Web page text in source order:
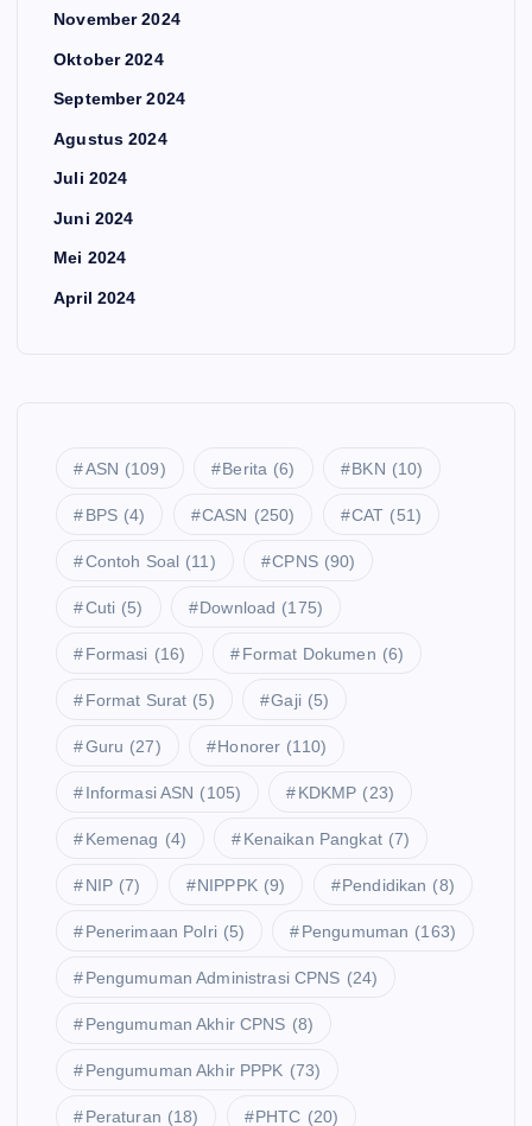
November 2024
Oktober 2024
September 2024
Agustus 2024
Juli 2024
Juni 2024
Mei 2024
April 2024
ASN (109) Berita (6) BKN (10)
BPS (4) CASN (250) CAT (51)
Contoh Soal (11) CPNS (90)
Cuti (5) Download (175)
Formasi (16) Format Dokumen (6)
Format Surat (5) Gaji (5)
Guru (27) Honorer (110)
Informasi ASN (105) KDKMP (23)
Kemenag (4) Kenaikan Pangkat (7)
NIP (7) NIPPPK (9) Pendidikan (8)
Penerimaan Polri (5) Pengumuman (163)
Pengumuman Administrasi CPNS (24)
Pengumuman Akhir CPNS (8)
Pengumuman Akhir PPPK (73)
Peraturan (18) PHTC (20)